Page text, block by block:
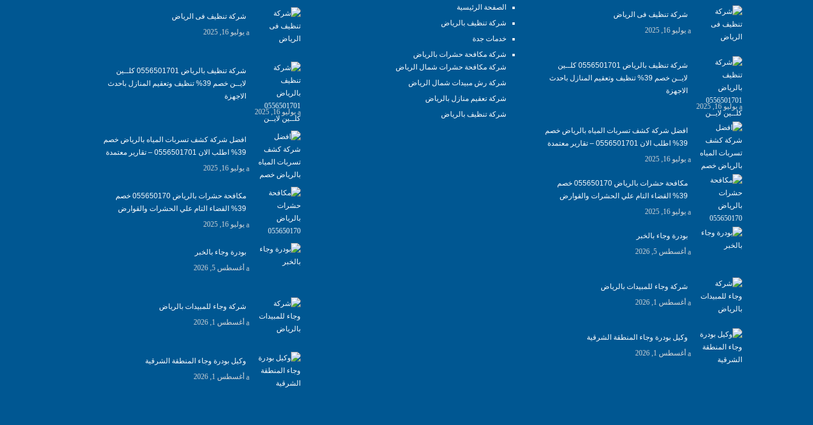
شركة تنظيف فى الرياض
يوليو 16, 2025
شركة تنظيف بالرياض 0556501701 كلــين
لايــن خصم 39% تنظيف وتعقيم المنازل باحدث
الاجهزة
يوليو 16, 2025
افضل شركة كشف تسربات المياه بالرياض خصم
39% اطلب الان 0556501701‬‏ – تقارير معتمدة
يوليو 16, 2025
مكافحة حشرات بالرياض 055650170 خصم
39% القضاء التام علي الحشرات والقوارض
يوليو 16, 2025
بودرة وجاء بالخبر
أغسطس 5, 2026
شركة وجاء للمبيدات بالرياض
أغسطس 1, 2026
وكيل بودرة وجاء المنطقة الشرقية
أغسطس 1, 2026
الصفحة الرئيسية
شركة تنظيف بالرياض
خدمات جدة
شركة مكافحة حشرات بالرياض
شركة مكافحة حشرات شمال الرياض
شركة رش مبيدات شمال الرياض
شركة تعقيم منازل بالرياض
شركة تنظيف بالرياض
شركة تنظيف فى الرياض
يوليو 16, 2025
شركة تنظيف بالرياض 0556501701 كلــين
لايــن خصم 39% تنظيف وتعقيم المنازل باحدث
الاجهزة
يوليو 16, 2025
افضل شركة كشف تسربات المياه بالرياض خصم
39% اطلب الان 0556501701‬‏ – تقارير معتمدة
يوليو 16, 2025
مكافحة حشرات بالرياض 055650170 خصم
39% القضاء التام علي الحشرات والقوارض
يوليو 16, 2025
بودرة وجاء بالخبر
أغسطس 5, 2026
شركة وجاء للمبيدات بالرياض
أغسطس 1, 2026
وكيل بودرة وجاء المنطقة الشرقية
أغسطس 1, 2026